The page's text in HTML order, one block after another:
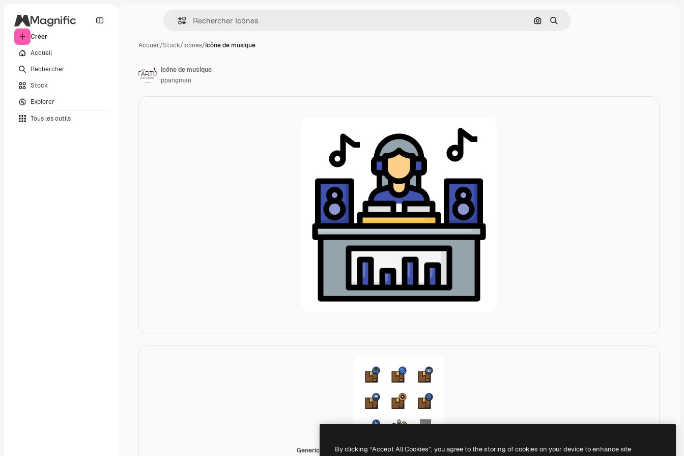
Créer
Accueil
Rechercher
Stock
Explorer
Tous les outils
Rechercher par image
Rechercher
Accueil/Stock/Icônes/Icône de musique
Generic color lineal-color
Icône de musique
ppangman
By clicking “Accept All Cookies”, you agree to the storing of cookies on your device to enhance site